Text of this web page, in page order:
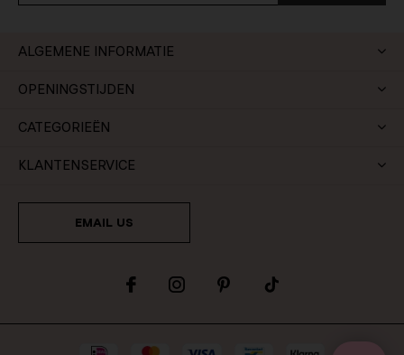
ALGEMENE INFORMATIE
OPENINGSTIJDEN
CATEGORIEËN
KLANTENSERVICE
EMAIL US